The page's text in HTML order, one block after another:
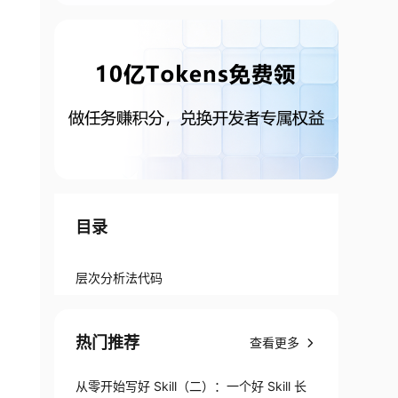
目录
层次分析法代码
热门推荐 查看更多
从零开始写好 Skill（二）：一个好 Skill 长